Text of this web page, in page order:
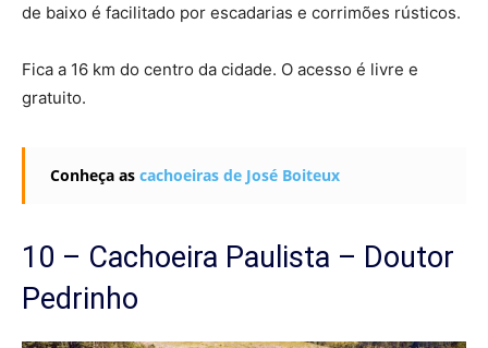
de baixo é facilitado por escadarias e corrimões rústicos.
Fica a 16 km do centro da cidade. O acesso é livre e
gratuito.
Conheça as cachoeiras de José Boiteux
10 – Cachoeira Paulista – Doutor
Pedrinho